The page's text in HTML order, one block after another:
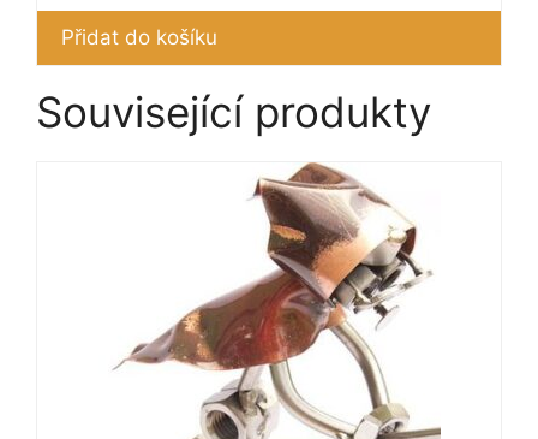
Přidat do košíku
Související produkty